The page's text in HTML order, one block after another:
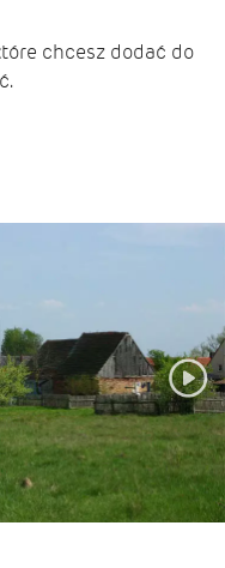
chcesz dodać do